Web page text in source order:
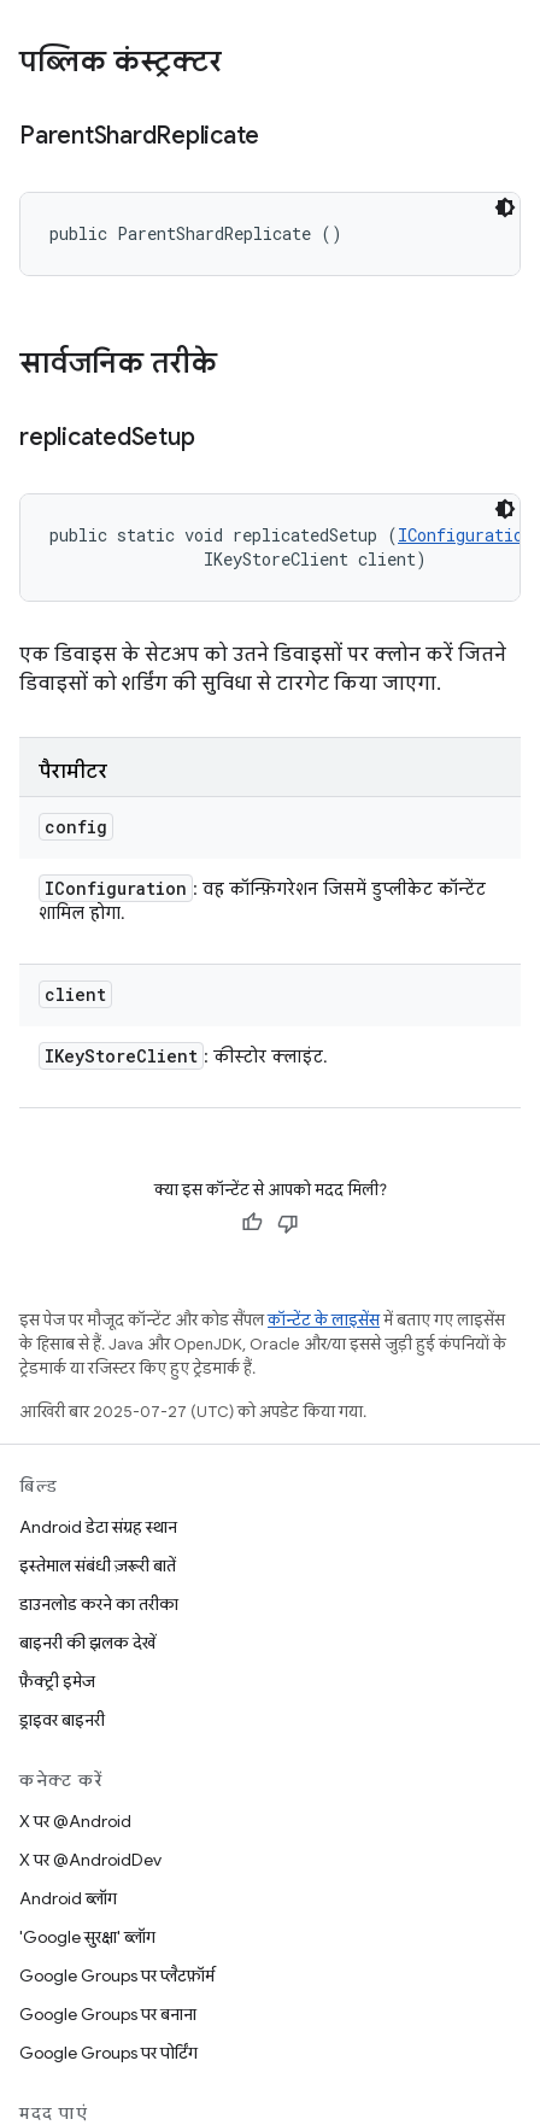
पब्लिक कंस्ट्रक्टर
ParentShardReplicate
public ParentShardReplicate ()
सार्वजनिक तरीके
replicatedSetup
public static void replicatedSetup (IConfiguration
                IKeyStoreClient client)
एक डिवाइस के सेटअप को उतने डिवाइसों पर क्लोन करें जितने
डिवाइसों को शर्डिंग की सुविधा से टारगेट किया जाएगा.
पैरामीटर
config
IConfiguration : वह कॉन्फ़िगरेशन जिसमें डुप्लीकेट कॉन्टेंट
शामिल होगा.
client
IKeyStoreClient : कीस्टोर क्लाइंट.
क्या इस कॉन्टेंट से आपको मदद मिली?
इस पेज पर मौजूद कॉन्टेंट और कोड सैंपलकॉन्टेंट के लाइसेंसमें बताए गए लाइसेंस
के हिसाब से हैं. Java और OpenJDK, Oracle और/या इससे जुड़ी हुई कंपनियों के
ट्रेडमार्क या रजिस्टर किए हुए ट्रेडमार्क हैं.
आखिरी बार 2025-07-27 (UTC) को अपडेट किया गया.
बिल्ड
Android डेटा संग्रह स्थान
इस्तेमाल संबंधी ज़रूरी बातें
डाउनलोड करने का तरीका
बाइनरी की झलक देखें
फ़ैक्ट्री इमेज
ड्राइवर बाइनरी
कनेक्ट करें
X पर @Android
X पर @AndroidDev
Android ब्लॉग
'Google सुरक्षा' ब्लॉग
Google Groups पर प्लैटफ़ॉर्म
Google Groups पर बनाना
Google Groups पर पोर्टिंग
मदद पाएं